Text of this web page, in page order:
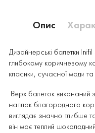
Опис
Дизайнерські балетки
глибокому коричневому
класики, сучасної моди та
Верх балеток виконаний
наплак благородного
виглядає значно глибше
він має теплий